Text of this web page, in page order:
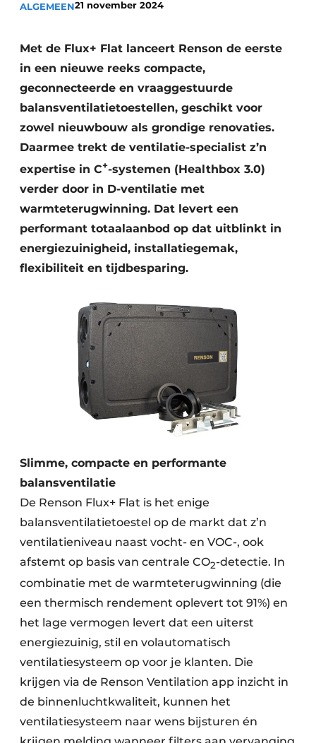
Video’s
Aanmelden
Bedrijven
Bedrijven
Beton & Staalbouw
BIM
Evenementen
Dak & Gevel
Houtbouw
HVAC
Renovatie
Toegangscontrole
Zonwering
ALGEMEEN21 november 2024
Met de Flux+ Flat lanceert Renson de eerste
in een nieuwe reeks compacte,
geconnecteerde en vraaggestuurde
balansventilatietoestellen, geschikt voor
zowel nieuwbouw als grondige renovaties.
Daarmee trekt de ventilatie-specialist z’n
expertise in C+-systemen (Healthbox 3.0)
verder door in D-ventilatie met
warmteterugwinning. Dat levert een
performant totaalaanbod op dat uitblinkt in
energiezuinigheid, installatiegemak,
flexibiliteit en tijdbesparing.
Slimme, compacte en performante
balansventilatie
De Renson Flux+ Flat is het enige
balansventilatietoestel op de markt dat z’n
ventilatieniveau naast vocht- en VOC-, ook
afstemt op basis van centrale CO2-detectie. In
combinatie met de warmteterugwinning (die
een thermisch rendement oplevert tot 91%) en
het lage vermogen levert dat een uiterst
energiezuinig, stil en volautomatisch
ventilatiesysteem op voor je klanten. Die
krijgen via de Renson Ventilation app inzicht in
de binnenluchtkwaliteit, kunnen het
ventilatiesysteem naar wens bijsturen én